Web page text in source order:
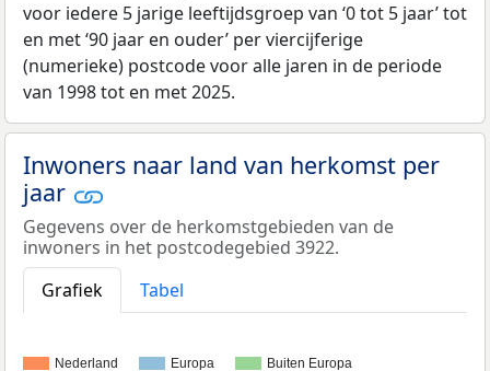
voor iedere 5 jarige leeftijdsgroep van ‘0 tot 5 jaar’ tot
en met ‘90 jaar en ouder’ per viercijferige
(numerieke) postcode voor alle jaren in de periode
van 1998 tot en met 2025.
Inwoners naar land van herkomst per
jaar
Gegevens over de herkomstgebieden van de
inwoners in het postcodegebied 3922.
Grafiek
Tabel
Nederland Europa Buiten Europa